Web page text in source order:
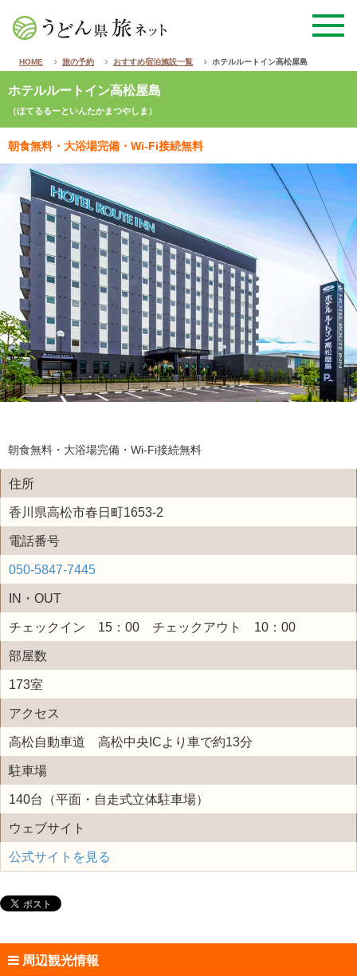
HOME 旅の予約 おすすめ宿泊施設一覧 ホテルルートイン高松屋島
ホテルルートイン高松屋島
（ほてるるーといんたかまつやしま）
朝食無料・大浴場完備・Wi-Fi接続無料
朝食無料・大浴場完備・Wi-Fi接続無料
住所
香川県高松市春日町1653-2
電話番号
050-5847-7445
IN・OUT
チェックイン 15：00 チェックアウト 10：00
部屋数
173室
アクセス
高松自動車道 高松中央ICより車で約13分
駐車場
140台（平面・自走式立体駐車場）
ウェブサイト
公式サイトを見る
周辺観光情報